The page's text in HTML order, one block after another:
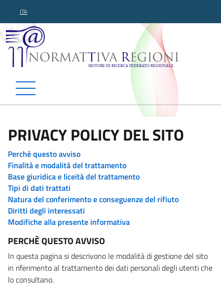
ITA
Normattiva Regioni -
PRIVACY POLICY DEL SITO
Perchè questo avviso
Finalità e modalità del trattamento
Base giuridica e liceità del trattamento
Tipi di dati trattati
Natura del conferimento e conseguenze del rifiuto
Diritti degli interessati
Modifiche alla presente informativa
PERCHÈ QUESTO AVVISO
In questa pagina si descrivono le modalità di gestione del sito
in riferimento al trattamento dei dati personali degli utenti che
lo consultano.